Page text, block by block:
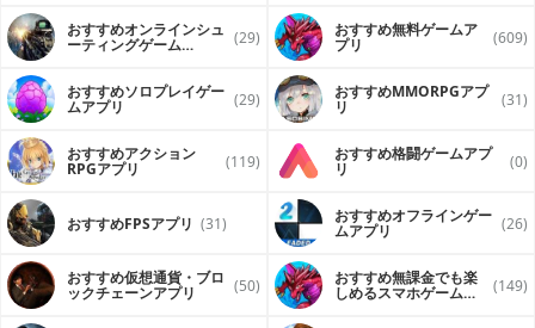
おすすめオンラインシュ
ーティングゲーム (29) おすすめ無料ゲームア
プリ (609)
おすすめソロプレイゲー
ムアプリ (29) おすすめ MMORPGアプ
リ (31)
おすすめアクション
RPGアプリ (119) おすすめ格闘ゲームアプ
リ (0)
おすすめFPSアプリ (31) おすすめオフラインゲー
ムアプリ (26)
おすすめ仮想通貨・ブロ
ックチェーンアプリ (50) おすすめ無課金でも楽
しめるスマホゲームア (149)